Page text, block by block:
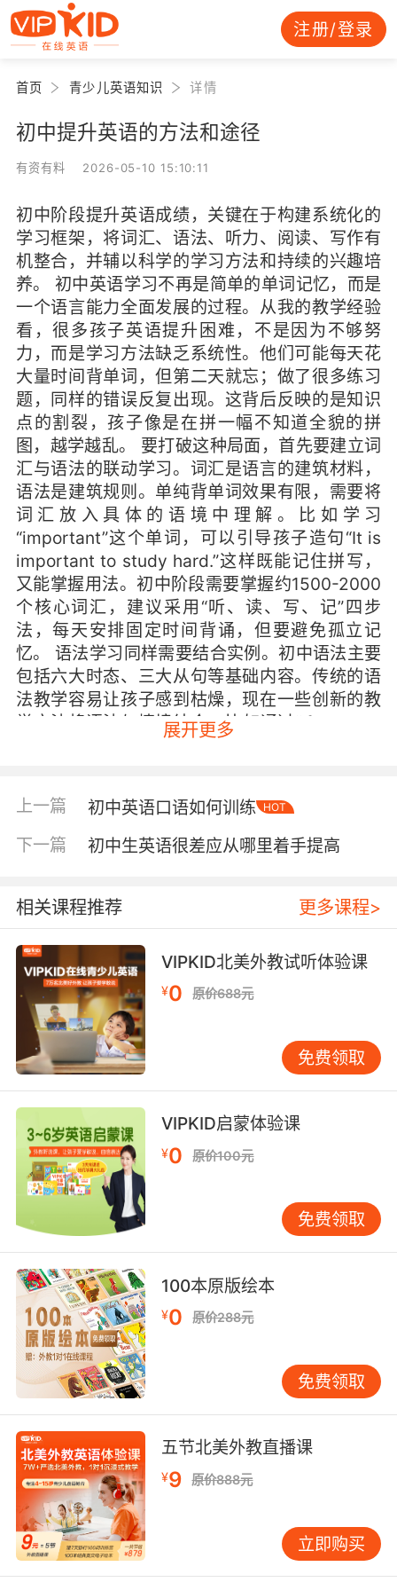
注册/登录
首页 青少儿英语知识 详情
初中提升英语的方法和途径
有资有料 2026-05-10 15:10:11
初中阶段提升英语成绩，关键在于构建系统化的
学习框架，将词汇、语法、听力、阅读、写作有
机整合，并辅以科学的学习方法和持续的兴趣培
养。 初中英语学习不再是简单的单词记忆，而是
一个语言能力全面发展的过程。从我的教学经验
看，很多孩子英语提升困难，不是因为不够努
力，而是学习方法缺乏系统性。他们可能每天花
大量时间背单词，但第二天就忘；做了很多练习
题，同样的错误反复出现。这背后反映的是知识
点的割裂，孩子像是在拼一幅不知道全貌的拼
图，越学越乱。 要打破这种局面，首先要建立词
汇与语法的联动学习。词汇是语言的建筑材料，
语法是建筑规则。单纯背单词效果有限，需要将
词汇放入具体的语境中理解。比如学习
“important”这个单词，可以引导孩子造句“It is
important to study hard.”这样既能记住拼写，
又能掌握用法。初中阶段需要掌握约1500-2000
个核心词汇，建议采用“听、读、写、记”四步
法，每天安排固定时间背诵，但要避免孤立记
忆。 语法学习同样需要结合实例。初中语法主要
包括六大时态、三大从句等基础内容。传统的语
法教学容易让孩子感到枯燥，现在一些创新的教
学方法将语法与情境结合，比如通过“If I were a
superhero”这样的场景引导孩子理解虚拟语气，
梁，掌握了语法规则，孩子才能将零散的单词组
织成完整的句子。 听力能力的提升需要日常积累
和针对性训练。每天坚持听10-15分钟英语材料是
基础，可以选择课本配套录音、英语儿歌或简单
读题预测内容，听时抓住关键词，听后分析错误
原因。很多孩子听力困难，表面上是听不懂，根
本原因可能是发音不准导致辨音失败。因此，听
力训练需要与口语练习相结合，通过模仿标准发
音来提高辨音能力。 阅读能力的培养分为课内精
读和课外泛读两个层面。课内阅读要深入分析课
文，理解文章结构、生词含义和长难句的语法构
成。课外阅读则要选择适合初中生水平的材料，
如简易版英文故事、英语周报等，每天坚持阅读
1-2篇。阅读时不要遇到生词就查字典，要学会根
据上下文猜测词义，培养整体理解能力。阅读不
仅是获取信息的过程，更是积累词汇、熟悉句
型、培养语感的重要途径。 写作是英语能力的综
合体现，也是很多孩子的薄弱环节。写作训练应
该从简单到复杂，先从写句子开始，逐步过渡到
段落和短文。可以鼓励孩子每天写几句英文日
记，记录当天发生的事情或感受。写作完成后，
要对照范文修改语法错误和表达方式。写作不仅
考察语法准确性，还考验词汇运用的恰当性和逻
辑思维能力。通过持续的写作练习，孩子能够将
输入的语言知识转化为输出能力。 学习兴趣的保
持同样重要。初中生正处于青春期，学习动力容
易波动。可以通过多样化的学习形式激发兴趣，
比如观看英文电影片段、学唱英文歌曲、参与英
语角活动等。现在一些创新的教学方法将人工智
能技术融入英语学习，通过智能工具设计阶梯式
学习支架，让学习过程更加个性化和有趣。但无
论技术如何发展，教师和家长的引导、鼓励始终
是孩子保持学习动力的关键。 在我的教学实践
中，我发现那些进步最快的孩子往往具备几个共
展开更多
上一篇 初中英语口语如何训练 HOT
下一篇 初中生英语很差应从哪里着手提高
相关课程推荐 更多课程>
VIPKID北美外教试听体验课
¥0 原价688元
免费领取
VIPKID启蒙体验课
¥0 原价100元
免费领取
100本原版绘本
¥0 原价288元
免费领取
五节北美外教直播课
¥9 原价888元
立即购买